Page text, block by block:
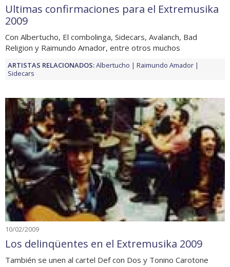
Ultimas confirmaciones para el Extremusika
2009
Con Albertucho, El combolinga, Sidecars, Avalanch, Bad
Religion y Raimundo Amador, entre otros muchos
ARTISTAS RELACIONADOS:Albertucho
Raimundo Amador
Sidecars
10/02/2009
Los delinqüentes en el Extremusika 2009
También se unen al cartel Def con Dos y Tonino Carotone